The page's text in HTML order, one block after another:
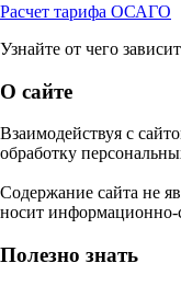
Расчет тарифа ОСАГО
Узнайте от чего
О сайте
Взаимодействуя с
обработку
Содержание сайта не
носит информационно-
Полезно знать